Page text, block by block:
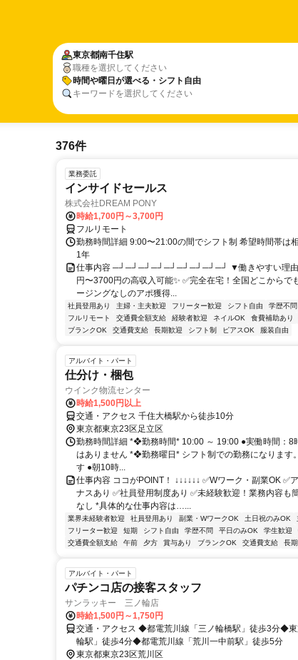
東京都南千住駅
職種を選択してください
時間や曜日が選べる・シフト自由
キーワードを選択してください
376件
業務委託
インサイドセールス
株式会社DREAM PONY
時給1,700円～3,700円
フルリモート
勤務時間詳細 9:00〜21:00の間でシフト制 希望時間帯は
1年
仕事内容 ─┘─┘─┘─┘─┘─┘─┘─┘─┘ ▼働きやすい理由
円〜3700円の高収入可能✨ ✅完全在宅！全国どこからで
ージングなしのアポ獲得...
社員登用あり 主婦・主夫歓迎 フリーター歓迎 シフト自由 学歴不問
フルリモート
交通費全額支給 経験者歓迎 ネイルOK 食費補助あり
ブランクOK
交通費支給 長期歓迎 シフト制 ピアスOK 服装自由
アルバイト・パート
仕分け・梱包
ウインク物流センター
時給1,500円以上
交通・アクセス 千住大橋駅から徒歩10分
東京都東京23区足立区
勤務時間詳細 *❖勤務時間* 10:00 ～ 19:00 ●実働時間：8
はありません *❖勤務曜日* シフト制での勤務になります
す ●朝10時...
仕事内容 ココがPOINT！ ↓↓↓↓↓↓ ✅Wワーク・副業OK ✅
ナスあり ✅社員登用制度あり ✅未経験歓迎！業務内容も
なし *具体的な仕事内容は…...
業界未経験者歓迎 社員登用あり 副業・WワークOK 土日祝のみOK
フリーター歓迎
短期 シフト自由 学歴不問 平日のみOK 学生歓迎
交通費全額支給
午前 夕方 賞与あり ブランクOK 交通費支給 長
アルバイト・パート
パチンコ店の接客スタッフ
サンラッキー 三ノ輪店
時給1,500円～1,750円
交通・アクセス ◆都電荒川線「三ノ輪橋駅」徒歩3分◆東
輪駅」徒歩4分◆都電荒川線「荒川一中前駅」徒歩5分
東京都東京23区荒川区